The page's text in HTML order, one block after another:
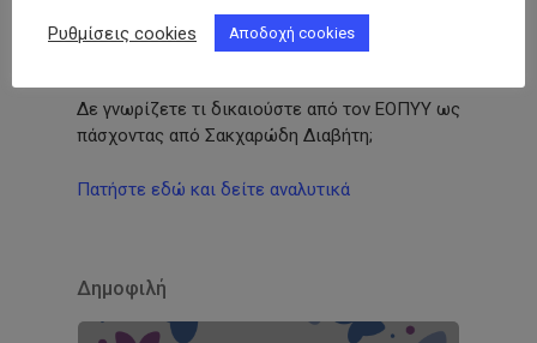
Δε γνωρίζετε τι δικαιούστε από τον ΕΟΠΥΥ ως
πάσχοντας από Σακχαρώδη Διαβήτη;
Πατήστε εδώ και δείτε αναλυτικά
Δημοφιλή
Ρυθμίσεις cookies Αποδοχή cookies